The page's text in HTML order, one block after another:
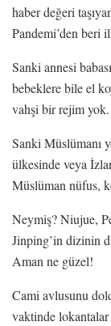
haber değeri
Pandemi’den beri
Sanki annesi
bebeklere bile el
vahşi bir rejim yok.
Sanki Müslümanı
ülkesinde veya
Müslüman nüfus,
Neymiş? Niujue,
Jinping’in dizinin
Aman ne güzel!
Cami avlusunu
vaktinde